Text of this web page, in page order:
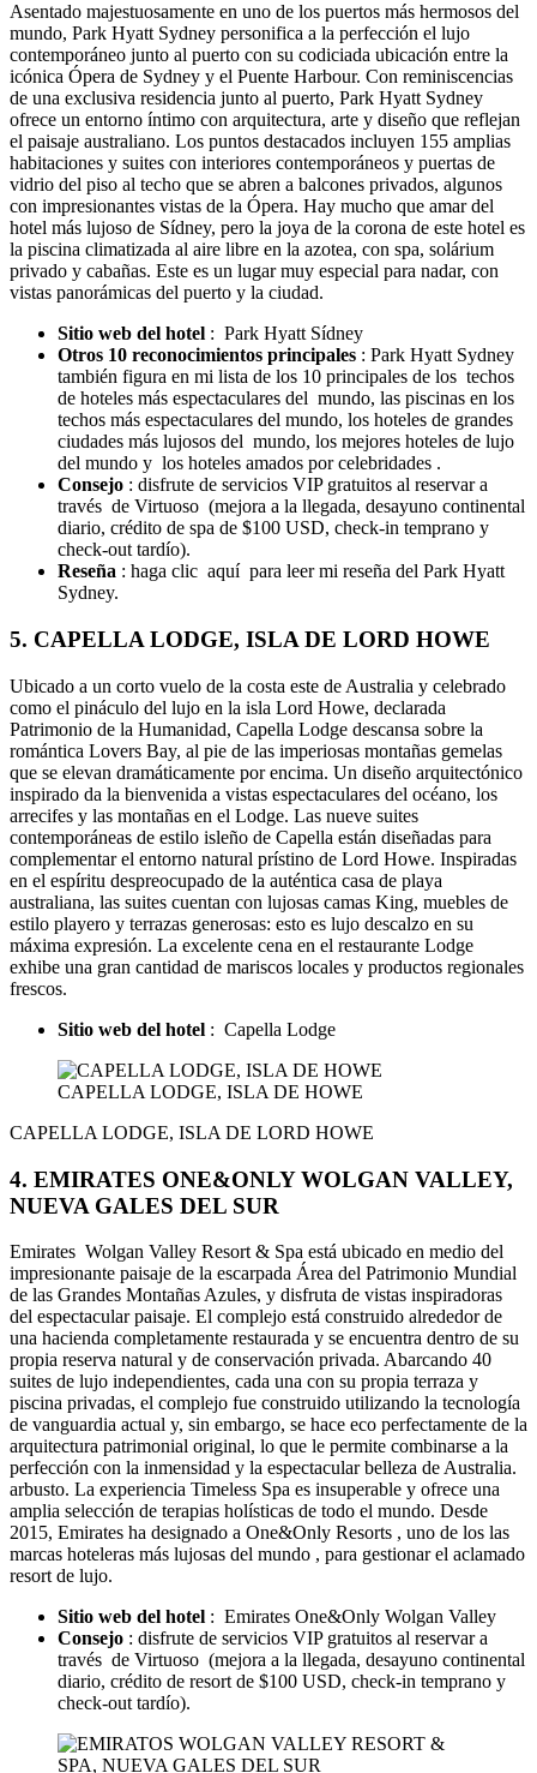
Asentado majestuosamente en uno de los puertos más hermosos del
mundo, Park Hyatt Sydney personifica a la perfección el lujo
contemporáneo junto al puerto con su codiciada ubicación entre la
icónica Ópera de Sydney y el Puente Harbour. Con reminiscencias
de una exclusiva residencia junto al puerto, Park Hyatt Sydney
ofrece un entorno íntimo con arquitectura, arte y diseño que reflejan
el paisaje australiano. Los puntos destacados incluyen 155 amplias
habitaciones y suites con interiores contemporáneos y puertas de
vidrio del piso al techo que se abren a balcones privados, algunos
con impresionantes vistas de la Ópera. Hay mucho que amar del
hotel más lujoso de Sídney, pero la joya de la corona de este hotel es
la piscina climatizada al aire libre en la azotea, con spa, solárium
privado y cabañas. Este es un lugar muy especial para nadar, con
vistas panorámicas del puerto y la ciudad.
Sitio web del hotel : Park Hyatt Sídney
Otros 10 reconocimientos principales : Park Hyatt Sydney
también figura en mi lista de los 10 principales de los techos
de hoteles más espectaculares del mundo, las piscinas en los
techos más espectaculares del mundo, los hoteles de grandes
ciudades más lujosos del mundo, los mejores hoteles de lujo
del mundo y los hoteles amados por celebridades .
Consejo : disfrute de servicios VIP gratuitos al reservar a
través de Virtuoso (mejora a la llegada, desayuno continental
diario, crédito de spa de $100 USD, check-in temprano y
check-out tardío).
Reseña : haga clic aquí para leer mi reseña del Park Hyatt
Sydney.
5. CAPELLA LODGE, ISLA DE LORD HOWE
Ubicado a un corto vuelo de la costa este de Australia y celebrado
como el pináculo del lujo en la isla Lord Howe, declarada
Patrimonio de la Humanidad, Capella Lodge descansa sobre la
romántica Lovers Bay, al pie de las imperiosas montañas gemelas
que se elevan dramáticamente por encima. Un diseño arquitectónico
inspirado da la bienvenida a vistas espectaculares del océano, los
arrecifes y las montañas en el Lodge. Las nueve suites
contemporáneas de estilo isleño de Capella están diseñadas para
complementar el entorno natural prístino de Lord Howe. Inspiradas
en el espíritu despreocupado de la auténtica casa de playa
australiana, las suites cuentan con lujosas camas King, muebles de
estilo playero y terrazas generosas: esto es lujo descalzo en su
máxima expresión. La excelente cena en el restaurante Lodge
exhibe una gran cantidad de mariscos locales y productos regionales
frescos.
Sitio web del hotel : Capella Lodge
CAPELLA LODGE, ISLA DE HOWE
CAPELLA LODGE, ISLA DE LORD HOWE
4. EMIRATES ONE&ONLY WOLGAN VALLEY,
NUEVA GALES DEL SUR
Emirates Wolgan Valley Resort & Spa está ubicado en medio del
impresionante paisaje de la escarpada Área del Patrimonio Mundial
de las Grandes Montañas Azules, y disfruta de vistas inspiradoras
del espectacular paisaje. El complejo está construido alrededor de
una hacienda completamente restaurada y se encuentra dentro de su
propia reserva natural y de conservación privada. Abarcando 40
suites de lujo independientes, cada una con su propia terraza y
piscina privadas, el complejo fue construido utilizando la tecnología
de vanguardia actual y, sin embargo, se hace eco perfectamente de la
arquitectura patrimonial original, lo que le permite combinarse a la
perfección con la inmensidad y la espectacular belleza de Australia.
arbusto. La experiencia Timeless Spa es insuperable y ofrece una
amplia selección de terapias holísticas de todo el mundo. Desde
2015, Emirates ha designado a One&Only Resorts , uno de los las
marcas hoteleras más lujosas del mundo , para gestionar el aclamado
resort de lujo.
Sitio web del hotel : Emirates One&Only Wolgan Valley
Consejo : disfrute de servicios VIP gratuitos al reservar a
través de Virtuoso (mejora a la llegada, desayuno continental
diario, crédito de resort de $100 USD, check-in temprano y
check-out tardío).